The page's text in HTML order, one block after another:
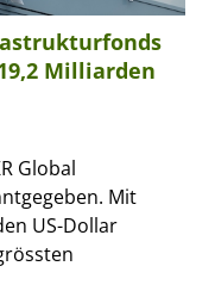
Milliarden
Global
Mit
US-Dollar